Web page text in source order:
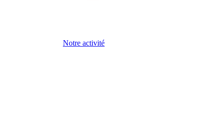
Notre activité